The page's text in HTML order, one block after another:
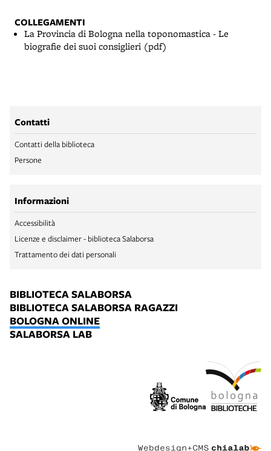
COLLEGAMENTI
La Provincia di Bologna nella toponomastica - Le
biografie dei suoi consiglieri (pdf)
Contatti
Contatti della biblioteca
Persone
Informazioni
Accessibilità
Licenze e disclaimer - biblioteca Salaborsa
Trattamento dei dati personali
BIBLIOTECA SALABORSA
BIBLIOTECA SALABORSA RAGAZZI
BOLOGNA ONLINE
SALABORSA LAB